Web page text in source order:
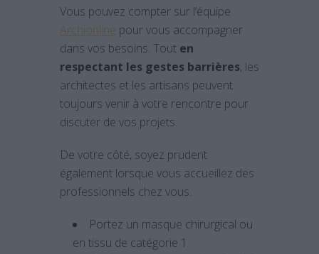
Vous pouvez compter sur l’équipe
Archionline pour vous accompagner
dans vos besoins. Tout en
respectant les gestes barrières, les
architectes et les artisans peuvent
toujours venir à votre rencontre pour
discuter de vos projets.
De votre côté, soyez prudent
également lorsque vous accueillez des
professionnels chez vous.
Portez un masque chirurgical ou
en tissu de catégorie 1